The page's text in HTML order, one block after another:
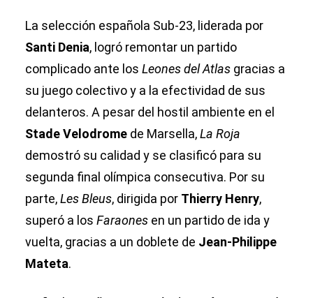
La selección española Sub-23, liderada por
Santi Denia, logró remontar un partido
complicado ante los Leones del Atlas gracias a
su juego colectivo y a la efectividad de sus
delanteros. A pesar del hostil ambiente en el
Stade Velodrome de Marsella,La Roja
demostró su calidad y se clasificó para su
segunda final olímpica consecutiva. Por su
parte,Les Bleus, dirigida por Thierry Henry,
superó a los Faraones en un partido de ida y
vuelta, gracias a un doblete de Jean-Philippe
Mateta.